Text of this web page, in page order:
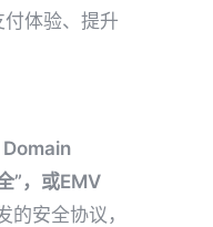
体验、提升
Domain
”，或EMV
的安全协议，